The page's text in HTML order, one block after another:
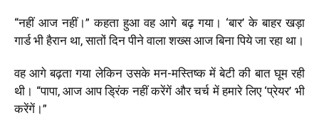
“नहीं आज नहीं।” कहता हुआ वह आगे बढ़ गया। ‘बार’ के बाहर खड़ा
गार्ड भी हैरान था, सातों दिन पीने वाला शख्स आज बिना पिये जा रहा था।
वह आगे बढ़ता गया लेकिन उसके मन-मस्तिष्क में बेटी की बात घूम रही
थी। “पापा, आज आप ड्रिंक नहीं करेंगें और चर्च में हमारे लिए ‘प्रेयर’ भी
करेंगें।”